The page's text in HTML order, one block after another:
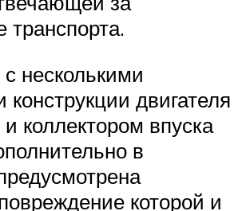
несколькими
двигателя
коллектором впуска
в
которой и